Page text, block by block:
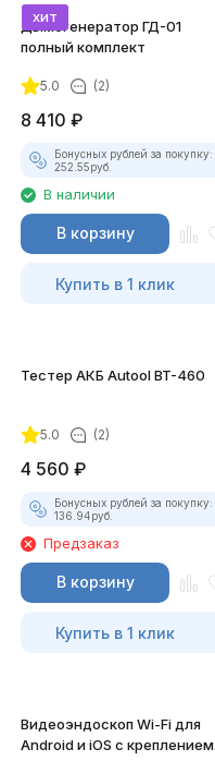
хит
Дымогенератор ГД-01
полный комплект
5.0 (2)
8 410 ₽
Бонусных рублей за покупку:
252.55руб.
В наличии
В корзину
Купить в 1 клик
Тестер АКБ Autool BT-460
5.0 (2)
4 560 ₽
Бонусных рублей за покупку:
136.94руб.
Предзаказ
В корзину
Купить в 1 клик
Видеоэндоскоп Wi-Fi для
Android и iOS с креплением